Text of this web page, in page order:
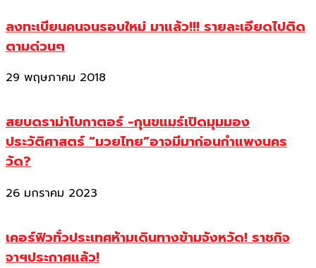
ลงทะเบียนคนจนรอบใหม่ มาแล้ว!!! รายละเอียดไปติด
ตามด่วนๆ
29 พฤษภาคม 2018
สยบดราม่าโบกาตอร์ -กุนขแมร์เปิดมุมมอง
ประวัติศาสตร์ “มวยไทย”อาจมีมาก่อนกำแพงนคร
วัด?
26 มกราคม 2023
เคอร์ฟิวทั่วประเทศห้ามเดินทางข้ามจังหวัด! ราชกิจ
จาฯประกาศแล้ว!